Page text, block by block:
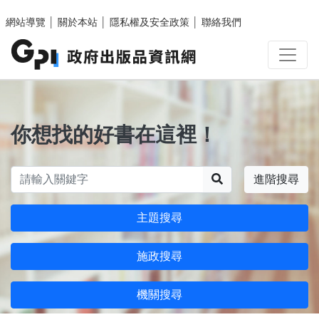
網站導覽
關於本站 隱私權及安全政策 聯絡我們
你想找的好書在這裡！
進階搜尋
主題搜尋
施政搜尋
機關搜尋